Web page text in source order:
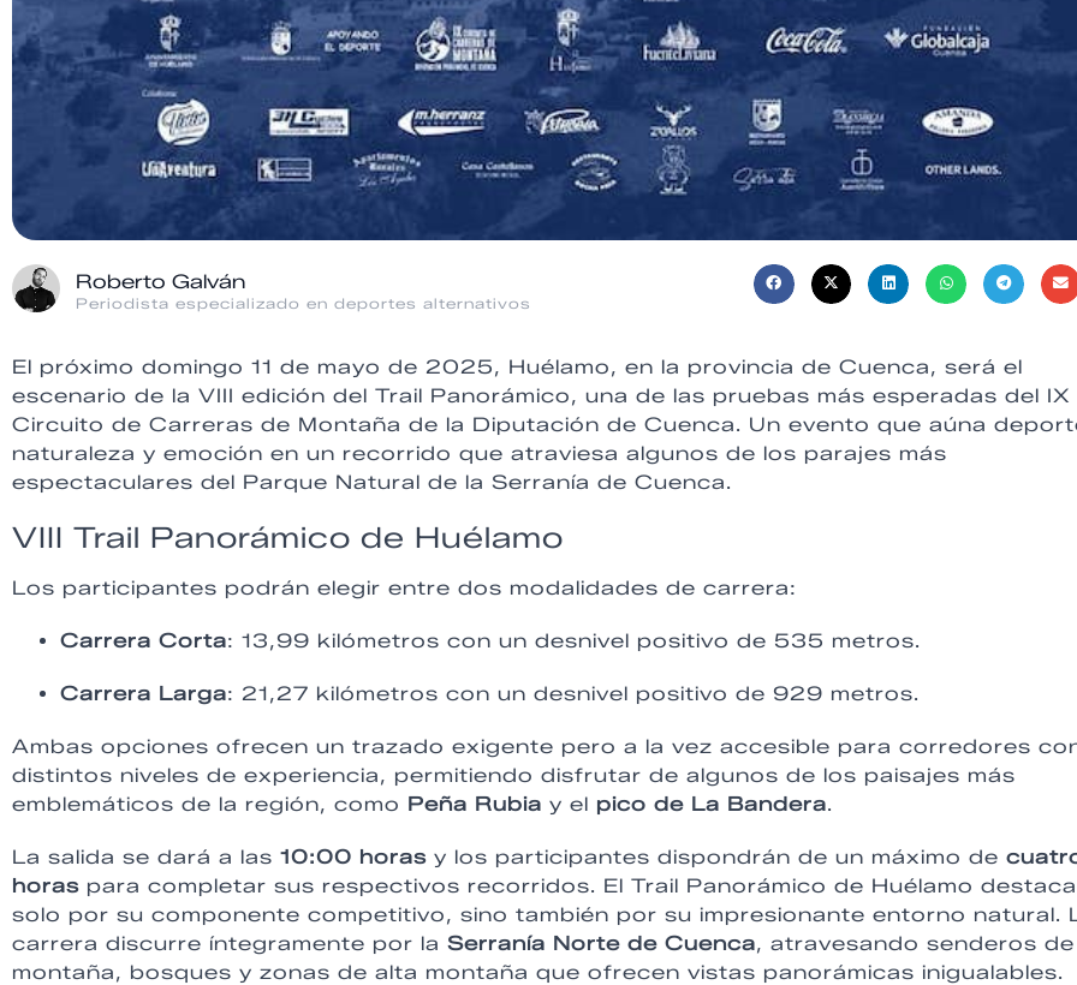
Roberto Galván
Periodista especializado en deportes alternativos
El próximo domingo 11 de mayo de 2025, Huélamo, en la provincia de Cuenca, será el
escenario de la VIII edición del Trail Panorámico, una de las pruebas más esperadas del IX
Circuito de Carreras de Montaña de la Diputación de Cuenca. Un evento que aúna
naturaleza y emoción en un recorrido que atraviesa algunos de los parajes más
espectaculares del Parque Natural de la Serranía de Cuenca.
VIII Trail Panorámico de Huélamo
Los participantes podrán elegir entre dos modalidades de carrera:
Carrera Corta: 13,99 kilómetros con un desnivel positivo de 535 metros.
Carrera Larga: 21,27 kilómetros con un desnivel positivo de 929 metros.
Ambas opciones ofrecen un trazado exigente pero a la vez accesible para corredores
distintos niveles de experiencia, permitiendo disfrutar de algunos de los paisajes más
emblemáticos de la región, como Peña Rubia y el pico de La Bandera.
La salida se dará a las 10:00 horas y los participantes dispondrán de un máximo de
horas para completar sus respectivos recorridos. El Trail Panorámico de Huélamo
solo por su componente competitivo, sino también por su impresionante entorno natural.
carrera discurre íntegramente por la Serranía Norte de Cuenca, atravesando senderos de
montaña, bosques y zonas de alta montaña que ofrecen vistas panorámicas inigualables.